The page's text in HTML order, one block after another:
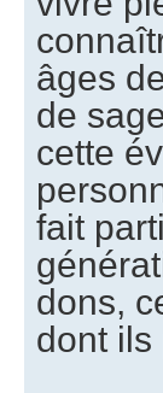
âges
de
cette
fait
dons,
dont ils